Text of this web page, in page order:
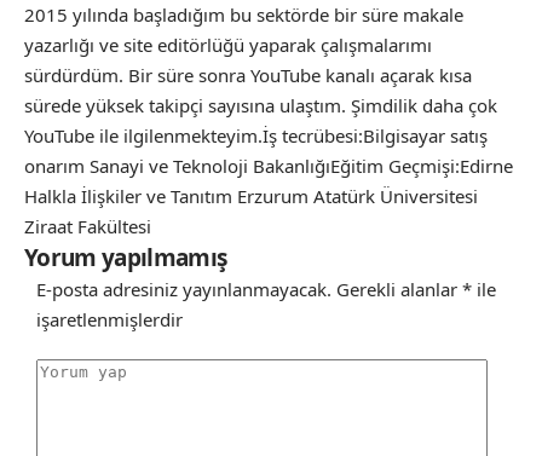
2015 yılında başladığım bu sektörde bir süre makale
yazarlığı ve site editörlüğü yaparak çalışmalarımı
sürdürdüm. Bir süre sonra YouTube kanalı açarak kısa
sürede yüksek takipçi sayısına ulaştım. Şimdilik daha çok
YouTube ile ilgilenmekteyim.İş tecrübesi:Bilgisayar satış
onarım Sanayi ve Teknoloji BakanlığıEğitim Geçmişi:Edirne
Halkla İlişkiler ve Tanıtım Erzurum Atatürk Üniversitesi
Ziraat Fakültesi
Yorum yapılmamış
E-posta adresiniz yayınlanmayacak. Gerekli alanlar * ile
işaretlenmişlerdir